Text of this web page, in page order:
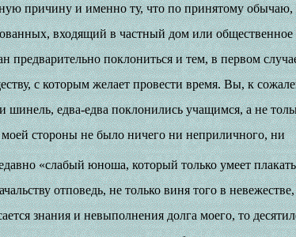
причину и именно ту, что по принятому обычаю,
входящий в частный дом или общественное
предварительно поклониться и тем, в первом
с которым желает провести время. Вы, к
едва-едва поклонились учащимся, а не
стороны не было ничего ни неприличного, ни
«слабый юноша, который только умеет
отповедь, не только виня того в
знания и невыполнения долга моего, то